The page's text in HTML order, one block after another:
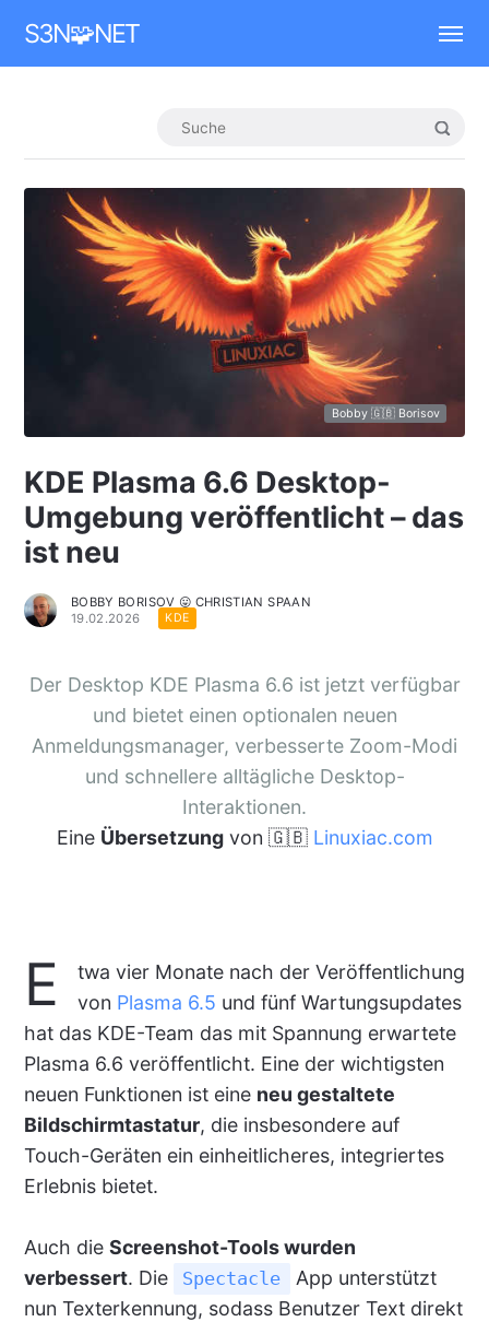
S3N🧩NET
Bobby 🇬🇧 Borisov
KDE Plasma 6.6 Desktop-
Umgebung veröffentlicht – das
ist neu
BOBBY BORISOV 😛 CHRISTIAN SPAAN
19.02.2026
KDE
Der Desktop KDE Plasma 6.6 ist jetzt verfügbar
und bietet einen optionalen neuen
Anmeldungsmanager, verbesserte Zoom-Modi
und schnellere alltägliche Desktop-
Interaktionen.
Eine Übersetzungvon 🇬🇧 Linuxiac.com
E
twa vier Monate nach der Veröffentlichung
von Plasma 6.5 und fünf Wartungsupdates
hat das KDE-Team das mit Spannung erwartete
Plasma 6.6 veröffentlicht. Eine der wichtigsten
neuen Funktionen ist eine neu gestaltete
Bildschirmtastatur, die insbesondere auf
Touch-Geräten ein einheitlicheres, integriertes
Erlebnis bietet.
Auch die Screenshot-Tools wurden
verbessert. Die Spectacle
App unterstützt
nun Texterkennung, sodass Benutzer Text direkt